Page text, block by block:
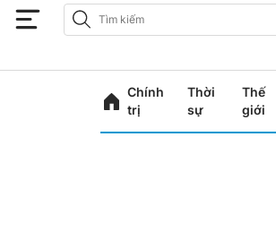
Chính
trị
Thời
sự
Thế
giới